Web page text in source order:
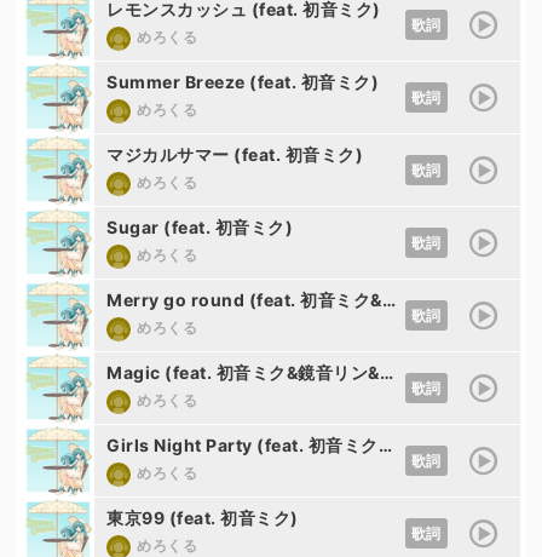
レモンスカッシュ (feat. 初音ミク)
めろくる
歌詞
Summer Breeze (feat. 初音ミク)
めろくる
歌詞
マジカルサマー (feat. 初音ミク)
めろくる
歌詞
Sugar (feat. 初音ミク)
めろくる
歌詞
Merry go round (feat. 初音ミク&鏡音リン&巡音ルカ)
めろくる
歌詞
Magic (feat. 初音ミク&鏡音リン&巡音ルカ)
めろくる
歌詞
Girls Night Party (feat. 初音ミク&鏡音リン&巡音ルカ)
めろくる
歌詞
東京99 (feat. 初音ミク)
めろくる
歌詞